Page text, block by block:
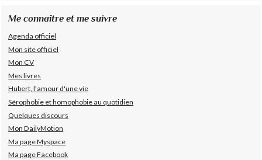
Me connaître et me suivre
Agenda officiel
Mon site officiel
Mon CV
Mes livres
Hubert, l'amour d'une vie
Sérophobie et homophobie au quotidien
Quelques discours
Mon DailyMotion
Ma page Myspace
Ma page Facebook